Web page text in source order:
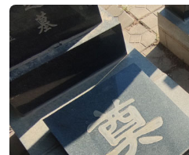
全程有专业团队跟进，让家属